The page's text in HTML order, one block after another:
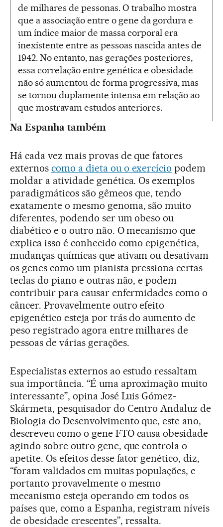
de milhares de pessonas. O trabalho mostra
que a associação entre o gene da gordura e
um índice maior de massa corporal era
inexistente entre as pessoas nascida antes de
1942. No entanto, nas gerações posteriores,
essa correlação entre genética e obesidade
não só aumentou de forma progressiva, mas
se tornou duplamente intensa em relação ao
que mostravam estudos anteriores.
Na Espanha também
Há cada vez mais provas de que fatores
externos como a dieta ou o exercício podem
moldar a atividade genética. Os exemplos
paradigmáticos são gêmeos que, tendo
exatamente o mesmo genoma, são muito
diferentes, podendo ser um obeso ou
diabético e o outro não. O mecanismo que
explica isso é conhecido como epigenética,
mudanças químicas que ativam ou desativam
os genes como um pianista pressiona certas
teclas do piano e outras não, e podem
contribuir para causar enfermidades como o
câncer. Provavelmente outro efeito
epigenético esteja por trás do aumento de
peso registrado agora entre milhares de
pessoas de várias gerações.
Especialistas externos ao estudo ressaltam
sua importância. “É uma aproximação muito
interessante”, opina José Luis Gómez-
Skármeta, pesquisador do Centro Andaluz de
Biologia do Desenvolvimento que, este ano,
descreveu como o gene FTO causa obesidade
agindo sobre outro gene, que controla o
apetite. Os efeitos desse fator genético, diz,
“foram validados em muitas populações, e
portanto provavelmente o mesmo
mecanismo esteja operando em todos os
países que, como a Espanha, registram níveis
de obesidade crescentes”, ressalta.